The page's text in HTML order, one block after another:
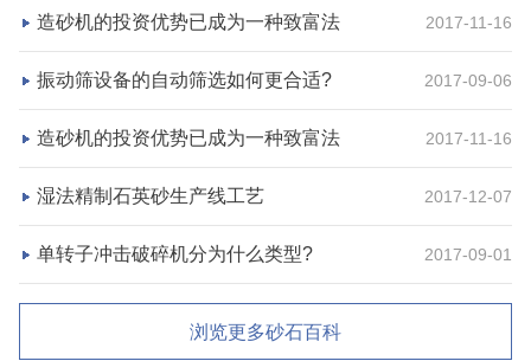
造砂机的投资优势已成为一种致富法 2017-11-16
振动筛设备的自动筛选如何更合适? 2017-09-06
造砂机的投资优势已成为一种致富法 2017-11-16
湿法精制石英砂生产线工艺 2017-12-07
单转子冲击破碎机分为什么类型? 2017-09-01
浏览更多砂石百科